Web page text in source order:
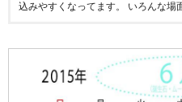
込みやすくなってます。 いろんな場